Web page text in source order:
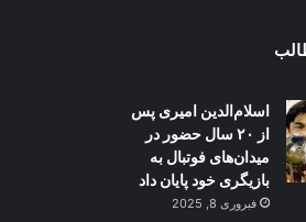
اسلام‌الدین امیری پس
از ۲۰ سال حضور در
میدان‌های فوتبال به
بازیگری خود پایان داد
فبروری 8, 2025